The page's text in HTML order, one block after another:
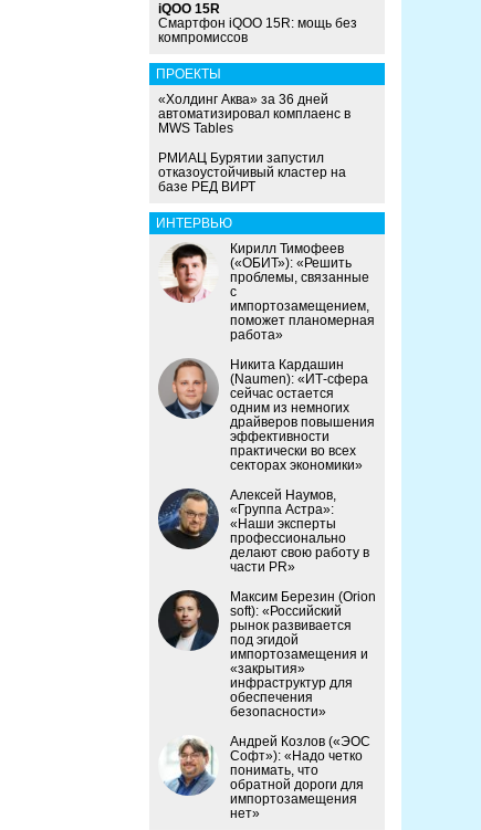
iQOO 15R
Смартфон iQOO 15R: мощь без
компромиссов
ПРОЕКТЫ
«Холдинг Аква» за 36 дней
автоматизировал комплаенс в
MWS Tables
РМИАЦ Бурятии запустил
отказоустойчивый кластер на
базе РЕД ВИРТ
ИНТЕРВЬЮ
Кирилл Тимофеев
(«ОБИТ»): «Решить
проблемы, связанные
с
импортозамещением,
поможет планомерная
работа»
Никита Кардашин
(Naumen): «ИТ-сфера
сейчас остается
одним из немногих
драйверов повышения
эффективности
практически во всех
секторах экономики»
Алексей Наумов,
«Группа Астра»:
«Наши эксперты
профессионально
делают свою работу в
части PR»
Максим Березин (Orion
soft): «Российский
рынок развивается
под эгидой
импортозамещения и
«закрытия»
инфраструктур для
обеспечения
безопасности»
Андрей Козлов («ЭОС
Софт»): «Надо четко
понимать, что
обратной дороги для
импортозамещения
нет»